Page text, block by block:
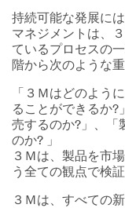
持続可能な発展に
マネジメントは、
ているプロセスの
階から次のような
「３Ｍはどのよう
ることができるか?
売するのか?」、「
のか? 」
３Ｍは、製品を市
う全ての観点で検
３Ｍは、すべての